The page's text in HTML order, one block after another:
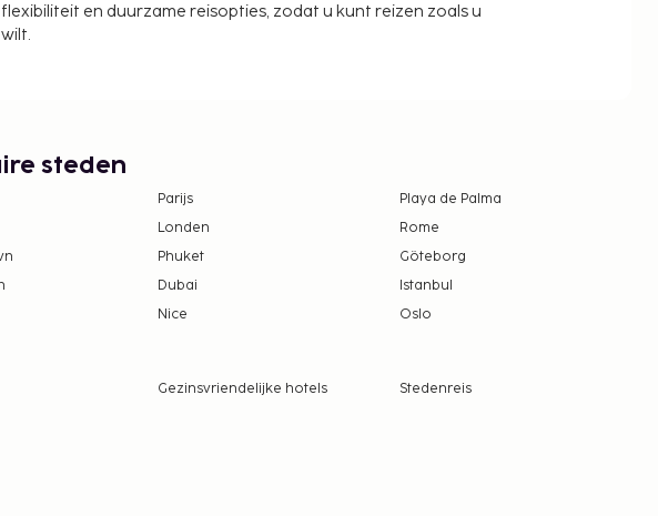
flexibiliteit en duurzame reisopties, zodat u kunt reizen zoals u
wilt.
steden
Parijs
Playa de Palma
Londen
Rome
Phuket
Göteborg
Dubai
Istanbul
Nice Oslo
Gezinsvriendelijke hotels
Stedenreis